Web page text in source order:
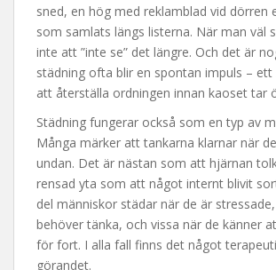
sned, en hög med reklamblad vid dörren
som samlats längs listerna. När man väl
inte att ”inte se” det längre. Och det är
städning ofta blir en spontan impuls – ett
att återställa ordningen innan kaoset tar
Städning fungerar också som en typ av
Många märker att tankarna klarnar när
undan. Det är nästan som att hjärnan
rensad yta som att något internt blivit
del människor städar när de är
behöver tänka, och vissa när de känner
för fort. I alla fall finns det något
görandet.